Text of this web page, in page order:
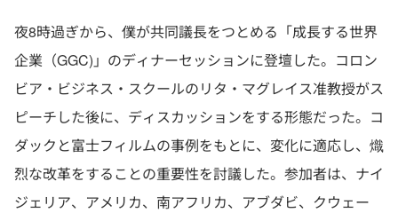
夜8時過ぎから、僕が共同議長をつとめる「成長する世界
企業（GGC)」のディナーセッションに登壇した。コロン
ビア・ビジネス・スクールのリタ・マグレイス准教授がス
ピーチした後に、ディスカッションをする形態だった。コ
ダックと富士フィルムの事例をもとに、変化に適応し、熾
烈な改革をすることの重要性を討議した。参加者は、ナイ
ジェリア、アメリカ、南アフリカ、アブダビ、クウェー